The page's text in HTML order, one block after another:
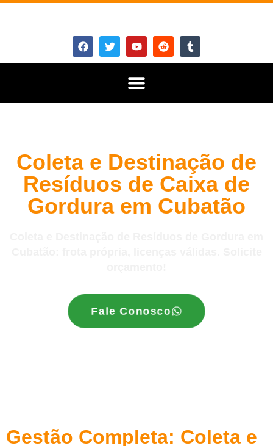
Coleta e Destinação de
Resíduos de Caixa de
Gordura em Cubatão
Fale Conosco
Gestão Completa: Coleta e